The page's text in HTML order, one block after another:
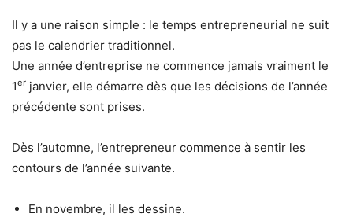
Il y a une raison simple : le temps entrepreneurial ne suit
pas le calendrier traditionnel.
Une année d’entreprise ne commence jamais vraiment le
1er janvier, elle démarre dès que les décisions de l’année
précédente sont prises.
Dès l’automne, l’entrepreneur commence à sentir les
contours de l’année suivante.
En novembre, il les dessine.